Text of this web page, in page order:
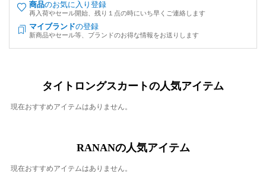
商品のお気に入り登録
再入荷やセール開始、残り１点の時にいち早くご連絡します
マイブランドの登録
新商品やセール等、ブランドのお得な情報をお送りします
タイトロングスカートの人気アイテム
現在おすすめアイテムはありません。
RANANの人気アイテム
現在おすすめアイテムはありません。